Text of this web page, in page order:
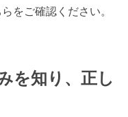
をご確認ください。
を知り、正し